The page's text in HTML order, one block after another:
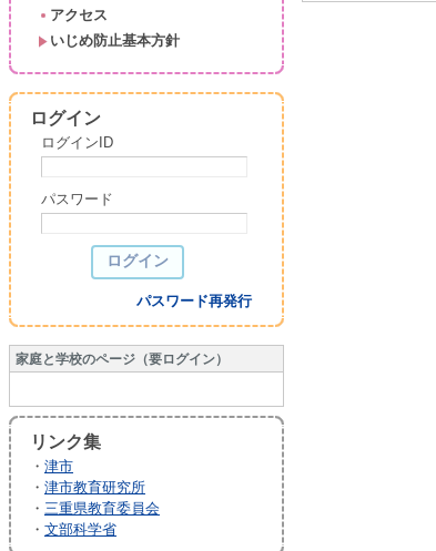
アクセス
いじめ防止基本方針
ログイン
ログインID
パスワード
パスワード再発行
家庭と学校のページ（要ログイン）
リンク集
・ 津市
・ 津市教育研究所
・ 三重県教育委員会
・ 文部科学省